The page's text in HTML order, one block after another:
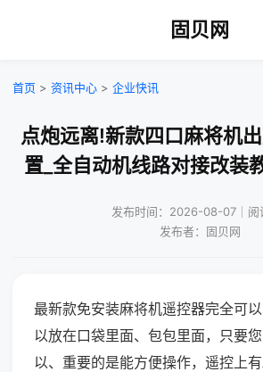
固贝网
首页 > 资讯中心 > 企业快讯
点炮远离!新款四口麻将机
置_全自动机线路对接改装
发布时间：2026-08-07｜阅
发布者：固贝网
最新款免安装麻将机遥控器完全可
以放在口袋里面、包包里面，只要
以、重要的是能方便操作，遥控上